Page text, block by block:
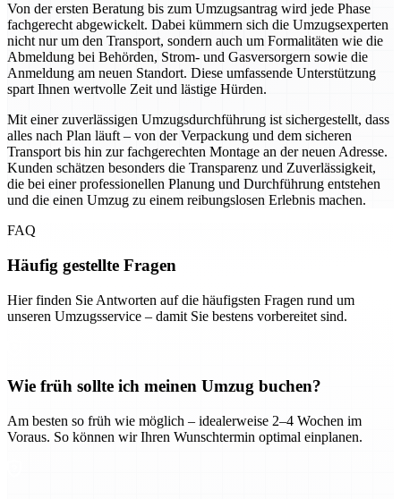
Von der ersten Beratung bis zum Umzugsantrag wird jede Phase
fachgerecht abgewickelt. Dabei kümmern sich die Umzugsexperten
nicht nur um den Transport, sondern auch um Formalitäten wie die
Abmeldung bei Behörden, Strom- und Gasversorgern sowie die
Anmeldung am neuen Standort. Diese umfassende Unterstützung
spart Ihnen wertvolle Zeit und lästige Hürden.
Mit einer zuverlässigen Umzugsdurchführung ist sichergestellt, dass
alles nach Plan läuft – von der Verpackung und dem sicheren
Transport bis hin zur fachgerechten Montage an der neuen Adresse.
Kunden schätzen besonders die Transparenz und Zuverlässigkeit,
die bei einer professionellen Planung und Durchführung entstehen
und die einen Umzug zu einem reibungslosen Erlebnis machen.
FAQ
Häufig gestellte Fragen
Hier finden Sie Antworten auf die häufigsten Fragen rund um
unseren Umzugsservice – damit Sie bestens vorbereitet sind.
Wie früh sollte ich meinen Umzug buchen?
Am besten so früh wie möglich – idealerweise 2–4 Wochen im
Voraus. So können wir Ihren Wunschtermin optimal einplanen.